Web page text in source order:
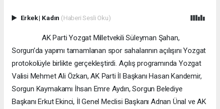
Erkek| Kadın (Haberi Sesli Oku)
AK Parti Yozgat Milletvekili Süleyman Şahan,
Sorgun’da yapımı tamamlanan spor sahalarının açılışını Yozgat
protokolüyle birlikte gerçekleştirdi. Açılış programında Yozgat
Valisi Mehmet Ali Özkan, AK Parti İl Başkanı Hasan Kandemir,
Sorgun Kaymakamı İhsan Emre Aydın, Sorgun Belediye
Başkanı Erkut Ekinci, İl Genel Meclisi Başkanı Adnan Ünal ve AK